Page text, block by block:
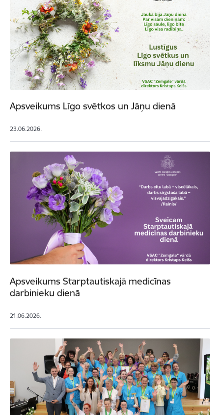
Apsveikums Līgo svētkos un Jāņu dienā
23.06.2026.
Apsveikums Starptautiskajā medicīnas
darbinieku dienā
21.06.2026.